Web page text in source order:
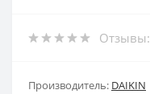
Отзывы:
Производитель: DAIKIN